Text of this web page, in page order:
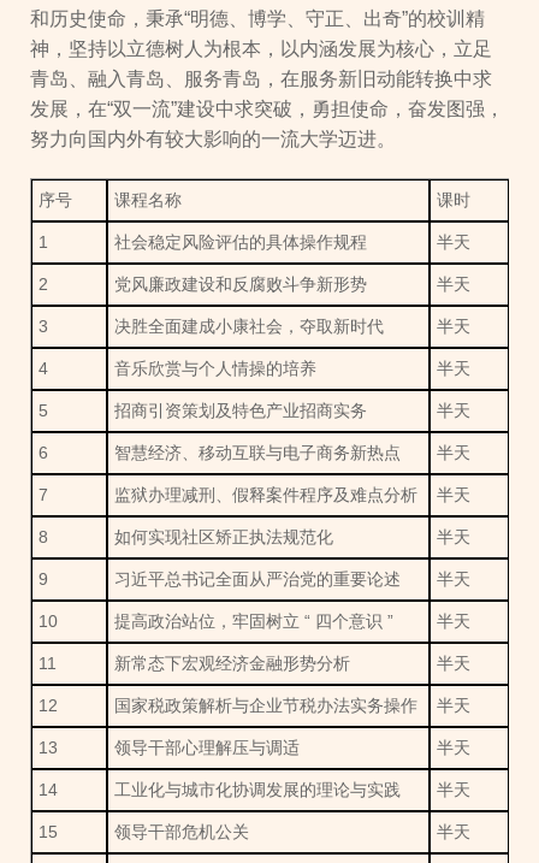
和历史使命，秉承“明德、博学、守正、出奇”的校训精
神，坚持以立德树人为根本，以内涵发展为核心，立足
青岛、融入青岛、服务青岛，在服务新旧动能转换中求
发展，在“双一流”建设中求突破，勇担使命，奋发图强，
努力向国内外有较大影响的一流大学迈进。
序号 课程名称 课时
1 社会稳定风险评估的具体操作规程 半天
2 党风廉政建设和反腐败斗争新形势 半天
3 决胜全面建成小康社会，夺取新时代 半天
4 音乐欣赏与个人情操的培养 半天
5 招商引资策划及特色产业招商实务 半天
6 智慧经济、移动互联与电子商务新热点 半天
7 监狱办理减刑、假释案件程序及难点分析 半天
8 如何实现社区矫正执法规范化 半天
9 习近平总书记全面从严治党的重要论述 半天
10 提高政治站位，牢固树立 “ 四个意识 ” 半天
11 新常态下宏观经济金融形势分析 半天
12 国家税政策解析与企业节税办法实务操作 半天
13 领导干部心理解压与调适 半天
14 工业化与城市化协调发展的理论与实践 半天
15 领导干部危机公关 半天